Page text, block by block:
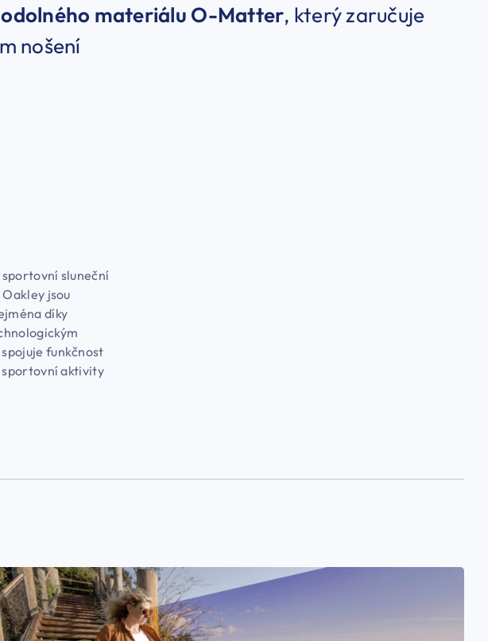
odolného materiálu O-Matter, který zaručuje
nošení
sluneční
jsou
díky
funkčnost
sportovní aktivity